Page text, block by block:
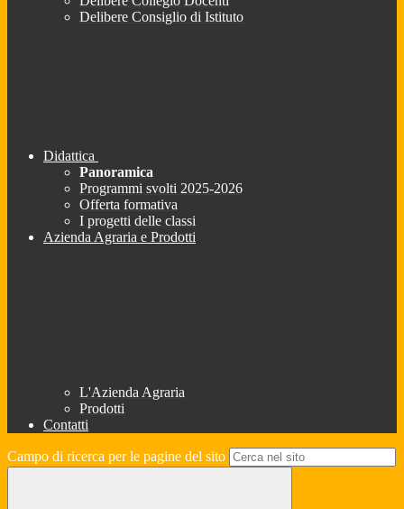
Delibere Consiglio di Istituto
Didattica
Panoramica
Programmi svolti 2025-2026
Offerta formativa
I progetti delle classi
Azienda Agraria e Prodotti
L'Azienda Agraria
Prodotti
Contatti
Campo di ricerca per le pagine del sito